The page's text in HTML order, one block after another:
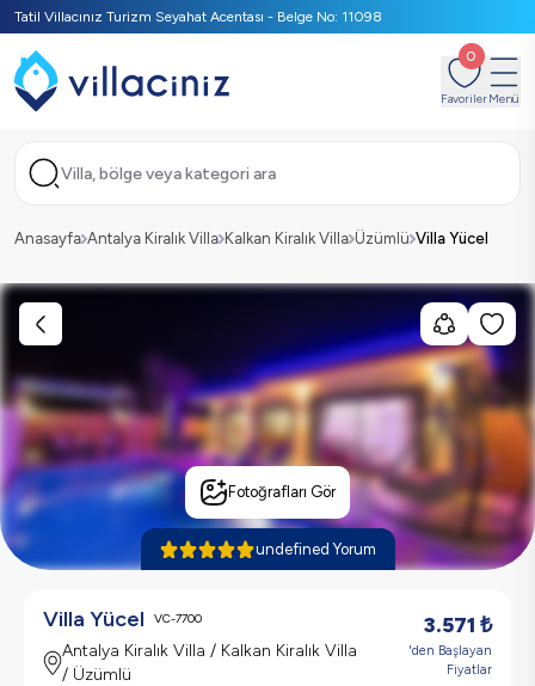
Tatil Villacınız Turizm Seyahat Acentası - Belge No: 11098
0
FavorilerMenü
Villa, bölge veya kategori ara
Anasayfa Antalya Kiralık Villa Kalkan Kiralık Villa Üzümlü Villa Yücel
Fotoğrafları Gör
undefined Yorum
Villa Yücel VC-7700
Antalya Kiralık Villa / Kalkan Kiralık Villa
/ Üzümlü
3.571 ₺
'den Başlayan
Fiyatlar